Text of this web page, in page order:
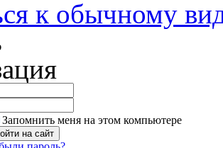
к обычному
Запомнить меня на этом компьютере